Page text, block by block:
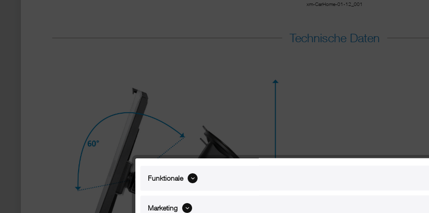
xm-CarHome-01-12_001
Technische Daten
Funktionale
Marketing